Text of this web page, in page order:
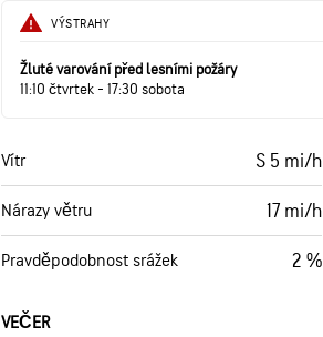
VÝSTRAHY
Žluté varování před lesními požáry
11:10 čtvrtek - 17:30 sobota
Vítr S 5 mi/h
Nárazy větru 17 mi/h
Pravděpodobnost srážek 2 %
VEČER